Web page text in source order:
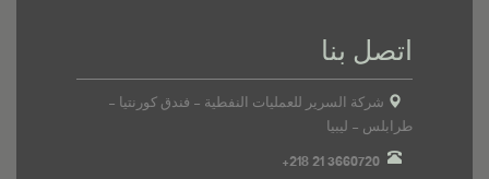
اتصل بنا
شركة السرير للعمليات النفطية - فندق كورنتيا -
طرابلس - ليبيا
+218 21 3660720